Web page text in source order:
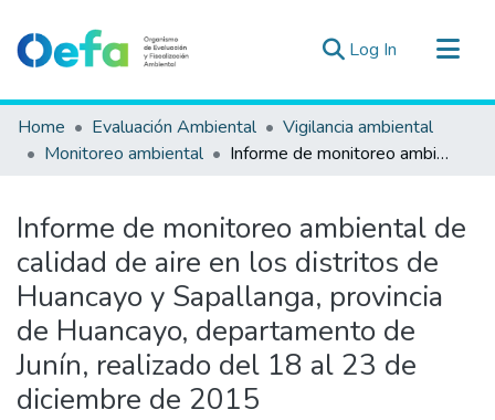
Log In (current)
Communities & Collections
All of DSpace
Estad. Externas
Guias ▾
Home Evaluación Ambiental
Vigilancia ambiental
Monitoreo ambiental
Informe de monitoreo ambiental de calidad de aire en los distritos de Huancayo y Sapallanga, provincia de Huancayo, departamento de Junín, realizado del 18 al 23 de diciembre de 2015
Informe de monitoreo ambiental de
calidad de aire en los distritos de
Huancayo y Sapallanga, provincia
de Huancayo, departamento de
Junín, realizado del 18 al 23 de
diciembre de 2015